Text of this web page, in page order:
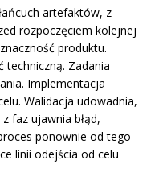
artefaktów, z
rozpoczęciem kolejnej
produktu.
techniczną. Zadania
Implementacja
Walidacja udowadnia,
faz ujawnia błąd,
ponownie od tego
linii odejścia od celu